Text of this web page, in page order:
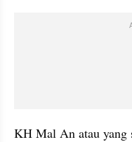
KH Mal An atau yang